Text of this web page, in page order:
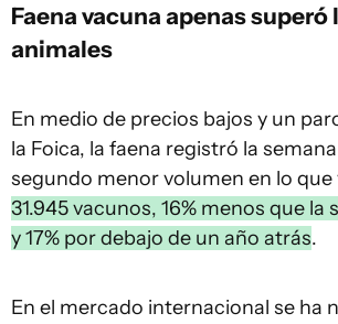
Faena vacuna apenas superó
animales
En medio de precios bajos y un
la Foica, la faena registró la
segundo menor volumen en lo que
31.945 vacunos, 16% menos que
y 17% por debajo de un año atrás.
En el mercado internacional se ha